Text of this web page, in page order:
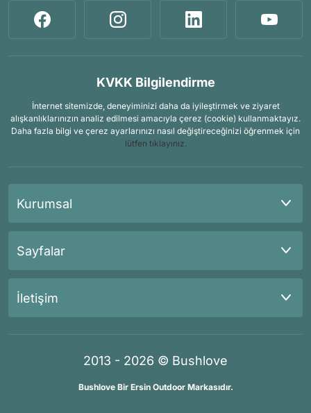
KVKK Bilgilendirme
İnternet sitemizde, deneyiminizi daha da iyileştirmek ve ziyaret
alışkanlıklarınızın analiz edilmesi amacıyla çerez (cookie) kullanmaktayız.
Daha fazla bilgi ve çerez ayarlarınızı nasıl değiştireceğinizi öğrenmek için
lütfen tıklayınız.
Kurumsal
Sayfalar
İletişim
2013 - 2026 © Bushlove
Bushlove Bir Ersin Outdoor Markasıdır.